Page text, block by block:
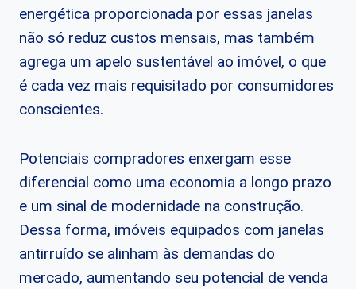
energética proporcionada por essas janelas
não só reduz custos mensais, mas também
agrega um apelo sustentável ao imóvel, o que
é cada vez mais requisitado por consumidores
conscientes.
Potenciais compradores enxergam esse
diferencial como uma economia a longo prazo
e um sinal de modernidade na construção.
Dessa forma, imóveis equipados com janelas
antirruído se alinham às demandas do
mercado, aumentando seu potencial de venda